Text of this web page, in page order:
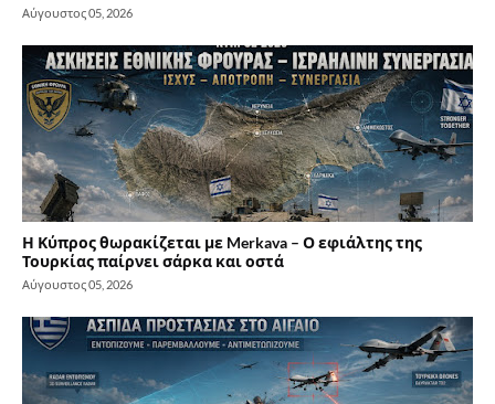
Αύγουστος 05, 2026
Η Κύπρος θωρακίζεται με Merkava – Ο εφιάλτης της
Τουρκίας παίρνει σάρκα και οστά
Αύγουστος 05, 2026